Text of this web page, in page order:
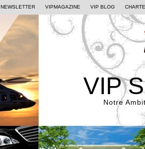
NEWSLETTER VIPMAGAZINE VIP BLOG
VIP
Notre